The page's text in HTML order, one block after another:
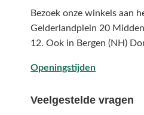
Bezoek onze winkels aan
Gelderlandplein 20
12.Ook in Bergen (NH)
Openingstijden
Veelgestelde vragen